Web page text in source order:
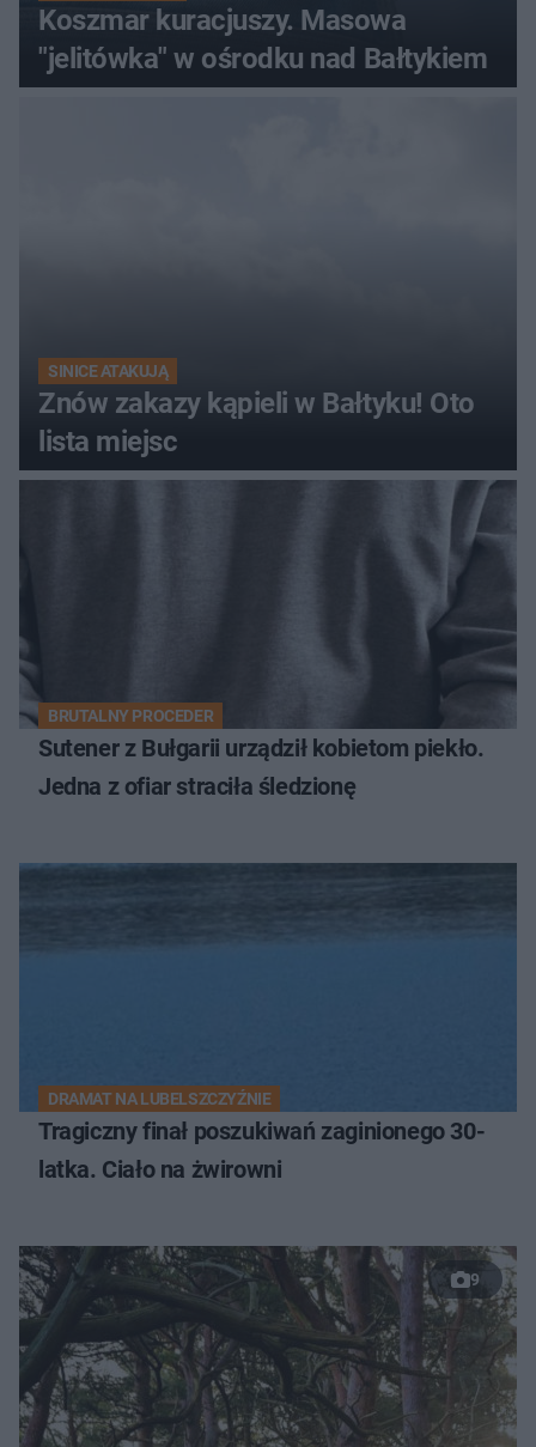
Koszmar kuracjuszy. Masowa
"jelitówka" w ośrodku nad Bałtykiem
SINICE ATAKUJĄ
Znów zakazy kąpieli w Bałtyku! Oto
lista miejsc
BRUTALNY PROCEDER
Sutener z Bułgarii urządził kobietom piekło.
Jedna z ofiar straciła śledzionę
DRAMAT NA LUBELSZCZYŹNIE
Tragiczny finał poszukiwań zaginionego 30-
latka. Ciało na żwirowni
9